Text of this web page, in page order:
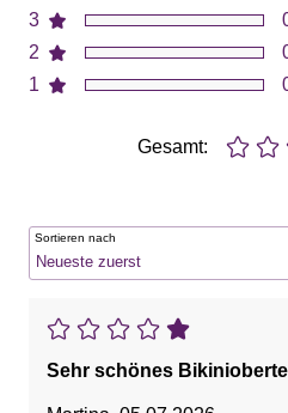
3
2
1
Gesamt:
Sortieren nach
Sehr schönes